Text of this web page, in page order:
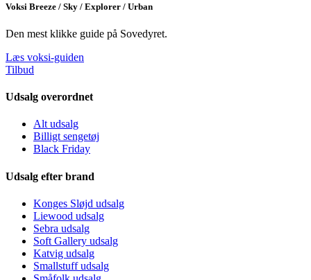
Voksi Breeze / Sky / Explorer / Urban
Den mest klikke guide på Sovedyret.
Læs voksi-guiden
Tilbud
Udsalg overordnet
Alt udsalg
Billigt sengetøj
Black Friday
Udsalg efter brand
Konges Sløjd udsalg
Liewood udsalg
Sebra udsalg
Soft Gallery udsalg
Katvig udsalg
Smallstuff udsalg